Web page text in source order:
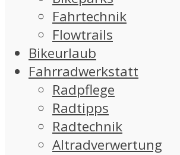
Fahrtechnik
Flowtrails
Bikeurlaub
Fahrradwerkstatt
Radpflege
Radtipps
Radtechnik
Altradverwertung